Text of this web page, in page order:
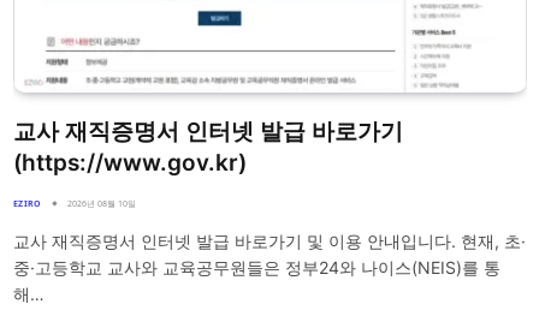
교사 재직증명서 인터넷 발급 바로가기
(https://www.gov.kr)
EZIRO 2026년 08월 10일
교사 재직증명서 인터넷 발급 바로가기 및 이용 안내입니다. 현재, 초·
중·고등학교 교사와 교육공무원들은 정부24와 나이스(NEIS)를 통
해…